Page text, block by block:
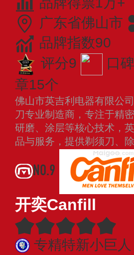
广东省佛山市
品牌指数90
评分9
口
章15个
佛山市英吉利电器有限公
刀专业制造商，专注于精
研磨、涂层等核心技术，
品与服务，提供剃须刀、
NO.9
开奕Canfill
专精特新小巨人